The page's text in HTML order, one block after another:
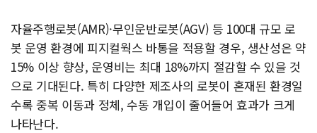
자율주행로봇(AMR)·무인운반로봇(AGV) 등 100대 규모 로
봇 운영 환경에 피지컬웍스 바통을 적용할 경우, 생산성은 약
15% 이상 향상, 운영비는 최대 18%까지 절감할 수 있을 것
으로 기대된다. 특히 다양한 제조사의 로봇이 혼재된 환경일
수록 중복 이동과 정체, 수동 개입이 줄어들어 효과가 크게
나타난다.